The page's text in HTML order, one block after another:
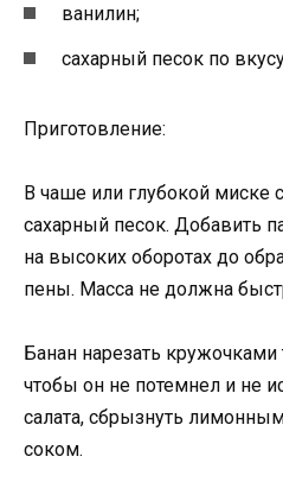
ванилин;
сахарный песок по
Приготовление:
В чаше или глубокой миске
сахарный песок. Добавить
на высоких оборотах до
пены. Масса не должна
Банан нарезать
чтобы он не потемнел и не
салата, сбрызнуть
соком.